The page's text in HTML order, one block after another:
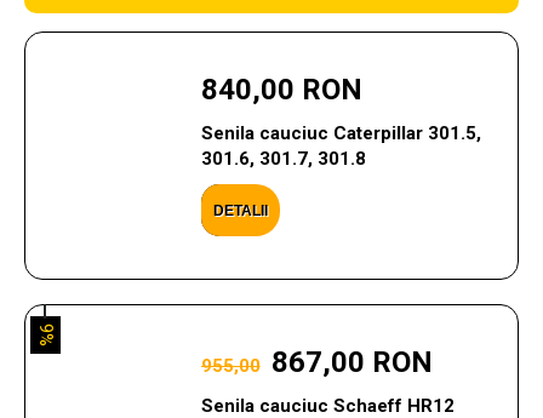
840,00 RON
Senila cauciuc Caterpillar 301.5,
301.6, 301.7, 301.8
DETALII
955,00 867,00 RON
Senila cauciuc Schaeff HR12
9%